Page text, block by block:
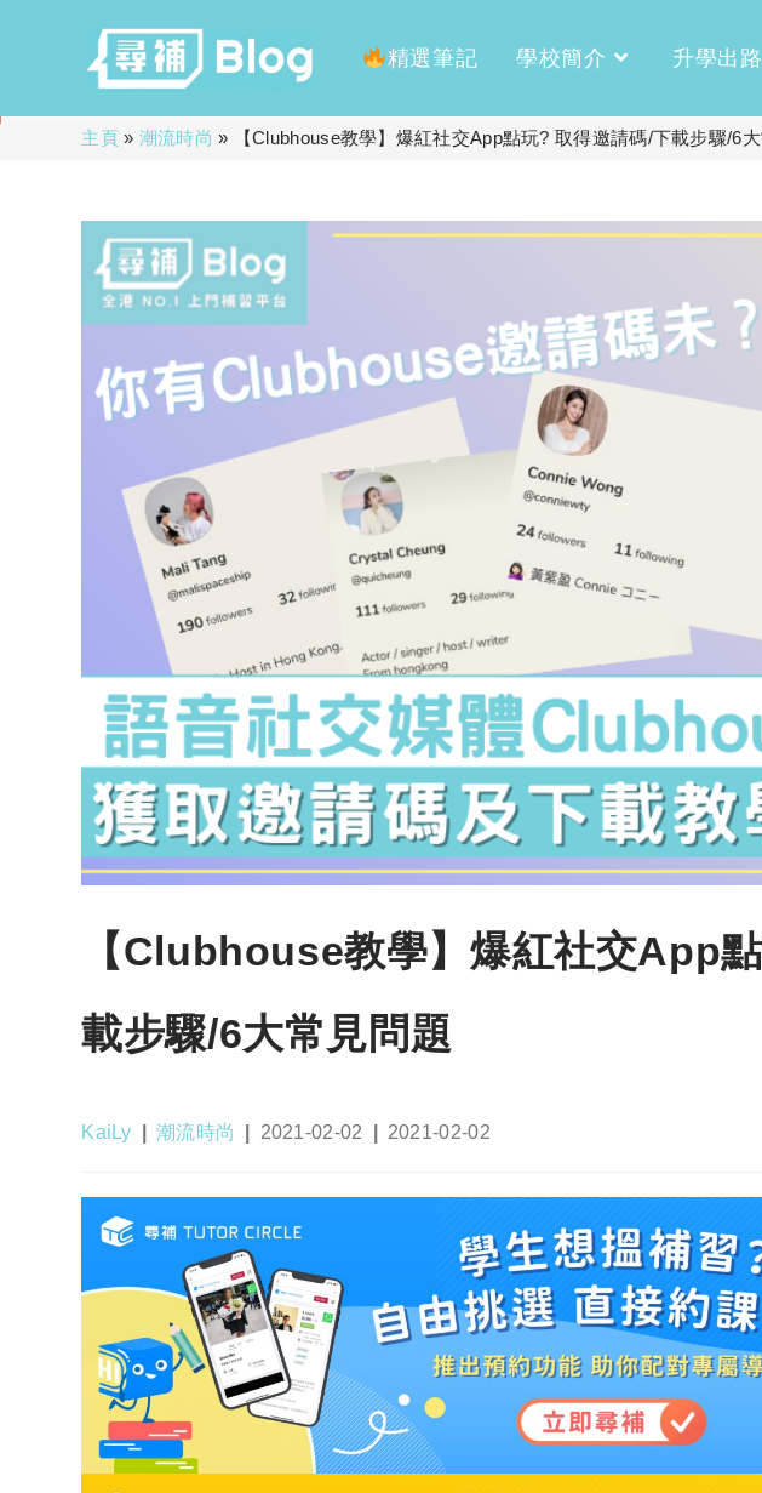
精選筆記 學校簡介 升學出路
主頁» 潮流時尚 » 【Clubhouse教學】爆紅社交App點玩? 取得邀請碼/下載步驟/6
【Clubhouse教學】爆紅社交App
載步驟/6大常見問題
Post
KaiLy
Post
潮流時尚
Post
2021-02-02
Post
2021-02-02